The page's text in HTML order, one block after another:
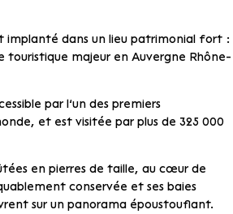
implanté dans un lieu patrimonial fort :
touristique majeur en Auvergne Rhône-
par l’un des premiers
et est visitée par plus de 325 000
en pierres de taille, au cœur de
conservée et ses baies
sur un panorama époustouflant.